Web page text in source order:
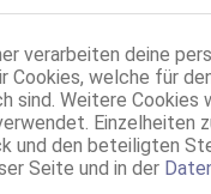
verarbeiten deine
Cookies, welche für
sind. Weitere Cookies
Einzelheiten
und den beteiligten
Seite und in der
1
KF 40, 1.65m, behaart,
NSa, Franz b. Ihr, BV, Schmu.,